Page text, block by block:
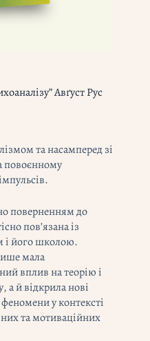
Авґуст Рус
та насамперед зі
повоєнному
поверненням до
пов’язана із
і його школою.
мала
вплив на теорію і
а й відкрила нові
феномени у контексті
та мотиваційних